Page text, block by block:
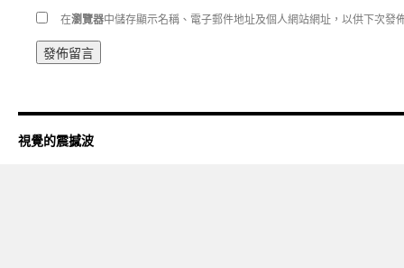
在瀏覽器中儲存顯示名稱、電子郵件地址及個人網站網址，以供下次發
視覺的震撼波